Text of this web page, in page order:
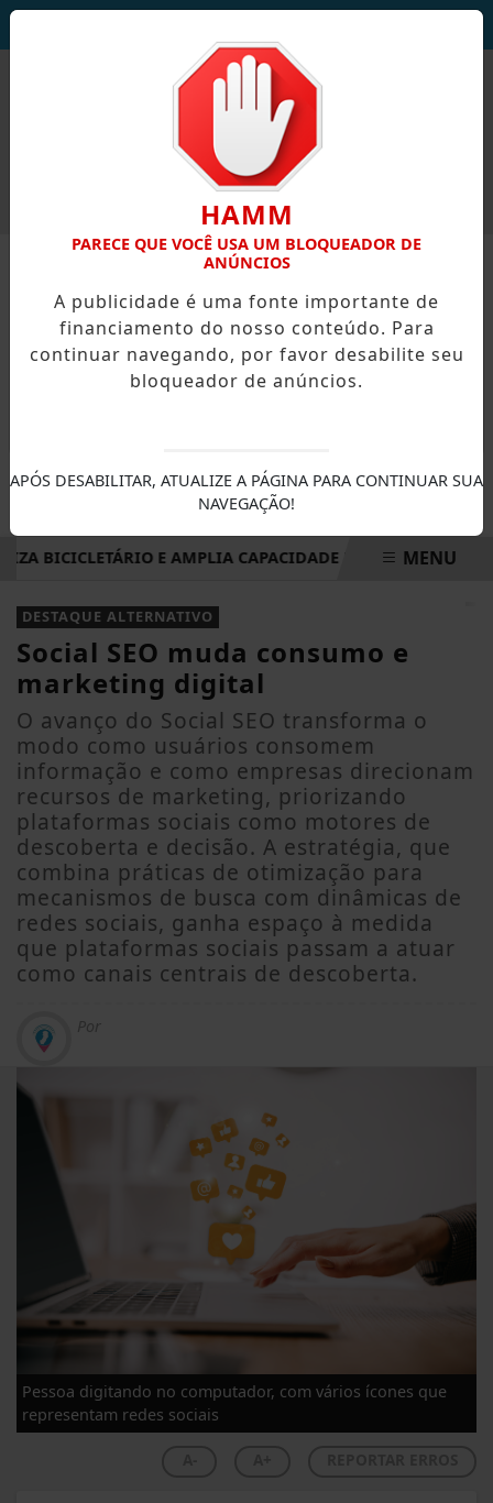
BICICLETÁRIO E AMPLIA CAPACIDADE PARA INCENTIVAR
EM ALTA
MENU
DESTAQUE ALTERNATIVO
Social SEO muda consumo e
marketing digital
O avanço do Social SEO transforma o
modo como usuários consomem
informação e como empresas direcionam
recursos de marketing, priorizando
plataformas sociais como motores de
descoberta e decisão. A estratégia, que
combina práticas de otimização para
mecanismos de busca com dinâmicas de
redes sociais, ganha espaço à medida
que plataformas sociais passam a atuar
como canais centrais de descoberta.
Por
Pessoa digitando no computador, com vários ícones que
representam redes sociais
HAMM
PARECE QUE VOCÊ USA UM BLOQUEADOR DE
ANÚNCIOS
A publicidade é uma fonte importante de
financiamento do nosso conteúdo. Para
continuar navegando, por favor desabilite seu
bloqueador de anúncios.
APÓS DESABILITAR, ATUALIZE A PÁGINA PARA CONTINUAR SUA
NAVEGAÇÃO!